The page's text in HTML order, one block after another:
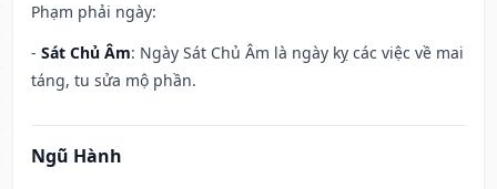
Phạm phải ngày:
- Sát Chủ Âm: Ngày Sát Chủ Âm là ngày kỵ các việc về mai
táng, tu sửa mộ phần.
Ngũ Hành